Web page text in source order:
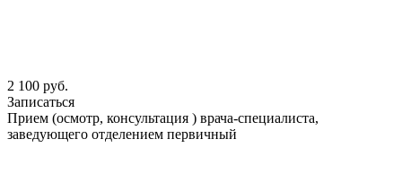
2 100 руб.
Записаться
Прием (осмотр, консультация ) врача-специалиста,
заведующего отделением первичный